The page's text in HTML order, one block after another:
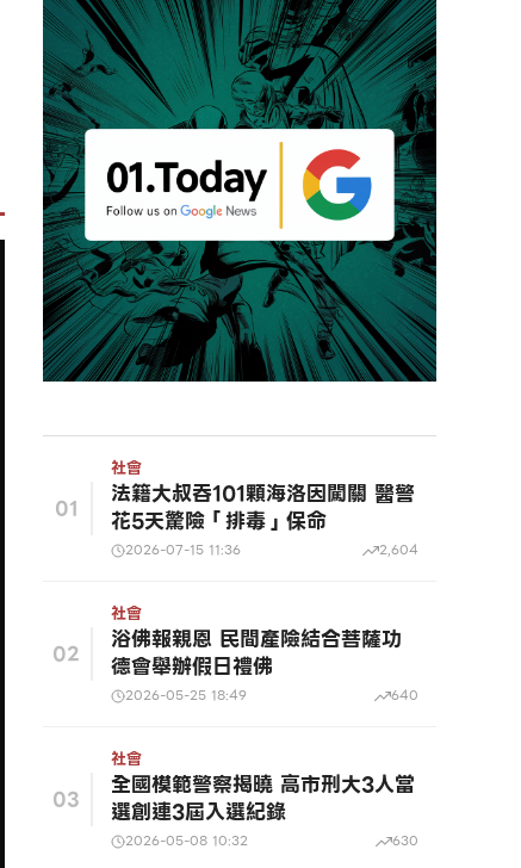
01
社會
法籍大叔吞101顆海洛因闖關 醫警
花5天驚險「排毒」保命
2026-07-15 11:36 2,604
02
社會
浴佛報親恩 民間產險結合菩薩功
德會舉辦假日禮佛
2026-05-25 18:49 640
03
社會
全國模範警察揭曉 高市刑大3人當
選創連3屆入選紀錄
2026-05-08 10:32 630